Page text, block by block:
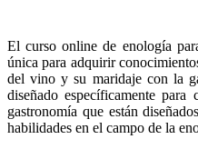
El curso online de enología
única para adquirir
del vino y su maridaje con la
diseñado específicamente
gastronomía que están
habilidades en el campo de la